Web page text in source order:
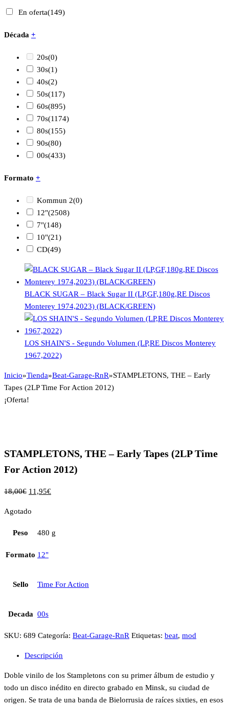
En oferta(149)
Década +
20s(0)
30s(1)
40s(2)
50s(117)
60s(895)
70s(1174)
80s(155)
90s(80)
00s(433)
Formato +
Kommun 2(0)
12"(2508)
7"(148)
10"(21)
CD(49)
BLACK SUGAR – Black Sugar II (LP,GF,180g,RE Discos
Monterey 1974,2023) (BLACK/GREEN)
LOS SHAIN'S - Segundo Volumen (LP,RE Discos Monterey
1967,2022)
Inicio»Tienda»Beat-Garage-RnR»STAMPLETONS, THE – Early
Tapes (2LP Time For Action 2012)
¡Oferta!
STAMPLETONS, THE – Early Tapes (2LP Time
For Action 2012)
18,00€ 11,95€
Agotado
Peso 480 g
Formato 12"
Sello Time For Action
Decada 00s
SKU: 689 Categoría: Beat-Garage-RnR Etiquetas: beat, mod
Descripción
Doble vinilo de los Stampletons con su primer álbum de estudio y
todo un disco inédito en directo grabado en Minsk, su ciudad de
origen. Se trata de una banda de Bielorrusia de raíces sixties, en esos